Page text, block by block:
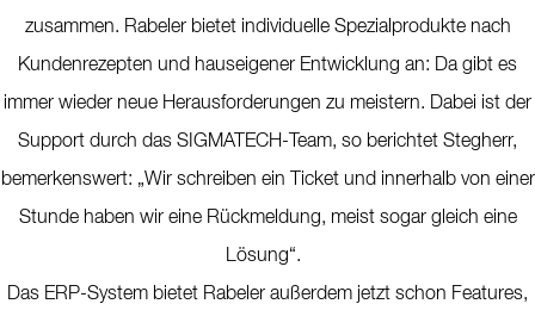
zusammen. Rabeler bietet individuelle Spezialprodukte nach
Kundenrezepten und hauseigener Entwicklung an: Da gibt es
immer wieder neue Herausforderungen zu meistern. Dabei ist der
Support durch das SIGMATECH-Team, so berichtet Stegherr,
bemerkenswert: „Wir schreiben ein Ticket und innerhalb von einer
Stunde haben wir eine Rückmeldung, meist sogar gleich eine
Lösung“.
Das ERP-System bietet Rabeler außerdem jetzt schon Features,